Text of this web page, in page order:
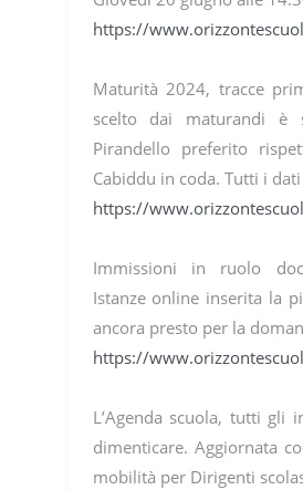
https://
Maturità 2024, tracce
scelto dai maturandi è
Pirandello preferito
Cabiddu in coda. Tutti i dati
https://
Immissioni in ruolo
Istanze online inserita la
ancora presto per la
https://
L’Agenda scuola, tutti gli
dimenticare. Aggiornata
mobilità per Dirigenti